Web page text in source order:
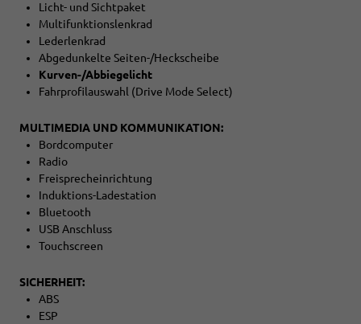
Licht- und Sichtpaket
Multifunktionslenkrad
Lederlenkrad
Abgedunkelte Seiten-/Heckscheibe
Kurven-/Abbiegelicht
Fahrprofilauswahl (Drive Mode Select)
MULTIMEDIA UND KOMMUNIKATION:
Bordcomputer
Radio
Freisprecheinrichtung
Induktions-Ladestation
Bluetooth
USB Anschluss
Touchscreen
SICHERHEIT:
ABS
ESP